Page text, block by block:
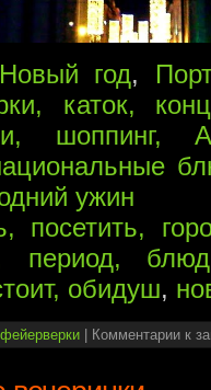
Новый год,
каток,
шоппинг,
ужин
посетить,
период,
обидуш,
фейерверки | Комментарии к